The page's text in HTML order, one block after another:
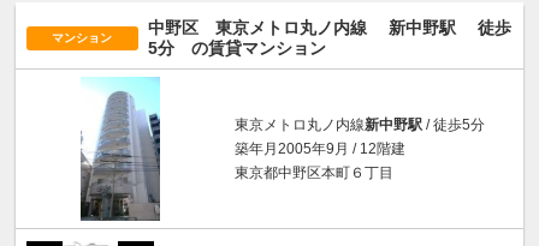
マンション
中野区 東京メトロ丸ノ内線 新中野駅
徒歩
5分 の賃貸マンション
東京メトロ丸ノ内線新中野駅 / 徒歩5分
築年月2005年9月 / 12階建
東京都中野区本町６丁目